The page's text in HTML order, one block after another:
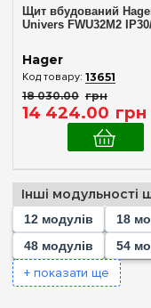
2(+1)
3
4(+6)
6(+6)
12(+20)
18 (+16)
22 (+3)
24
36
Комплектація
Немає в
Часткова(1)
Щит вбудований
Univers FWU32M2
Hager
13651
18 030.00 грн
14 424.00 грн
Інші модульності
12 модулів 18
48 модулів
54
+ показати ще